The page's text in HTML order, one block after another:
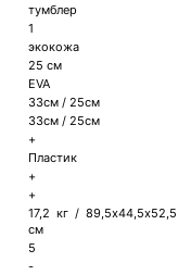
тумблер
1
экокожа
25 см
EVA
33см / 25см
33см / 25см
+
Пластик
+
+
17,2 кг / 89,5х44,5х52,5
см
5
-